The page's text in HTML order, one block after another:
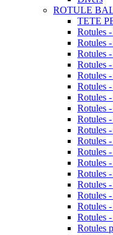
ROTULE
TETE
Rotules
Rotules
Rotules
Rotules
Rotules
Rotules
Rotules
Rotules
Rotules
Rotules
Rotules
Rotules
Rotules
Rotules
Rotules
Rotules
Rotules
Rotules
Rotules